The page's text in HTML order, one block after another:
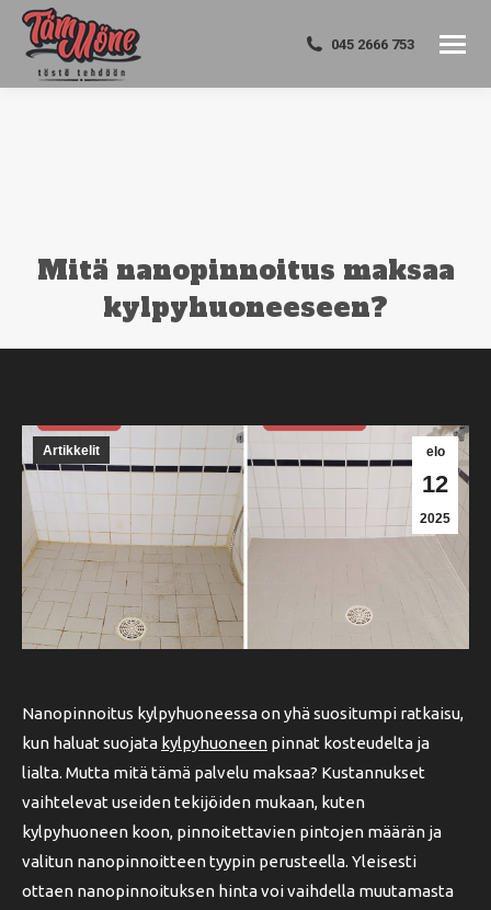
045 2666 753
Mitä nanopinnoitus maksaa
kylpyhuoneeseen?
elo
12
2025
Artikkelit
Nanopinnoitus kylpyhuoneessa on yhä suositumpi ratkaisu,
kun haluat suojata kylpyhuoneen pinnat kosteudelta ja
lialta. Mutta mitä tämä palvelu maksaa? Kustannukset
vaihtelevat useiden tekijöiden mukaan, kuten
kylpyhuoneen koon, pinnoitettavien pintojen määrän ja
valitun nanopinnoitteen tyypin perusteella. Yleisesti
ottaen nanopinnoituksen hinta voi vaihdella muutamasta